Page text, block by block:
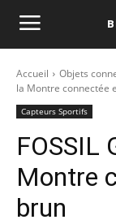
Accueil Objets
la Montre connectée
Capteurs Sportifs
FOSSIL
Montre
brun